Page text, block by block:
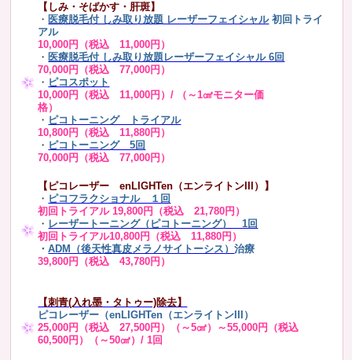
【しみ・そばかす・肝斑】
・ 医療脱毛付 しみ取り放題 レーザーフェイシャル 初回トライ
アル
10,000円（税込 11,000円）
・ 医療脱毛付 しみ取り放題レーザーフェイシャル 6回
70,000円（税込 77,000円）
・ ピコスポット
10,000円（税込 11,000円）/ （～1㎠モニター価
格）
・ ピコトーニング トライアル
10,800円（税込 11,880円）
・ ピコトーニング 5回
70,000円（税込 77,000円）
【ピコレーザー enLIGHTen（エンライトンIII）】
・ ピコフラクショナル １回
初回トライアル 19,800円（税込 21,780円）
・ レーザートーニング（ピコトーニング） 1回
初回トライアル10,800円（税込 11,880円）
・ADM（後天性真皮メラノサイトーシス）治療
39,800円（税込 43,780円）
【刺青(入れ墨・タトゥー)除去】
ピコレーザー（enLIGHTen（エンライトンIII）
25,000円（税込 27,500円）（～5㎠）～55,000円（税込
60,500円）（～50㎠）/ 1回